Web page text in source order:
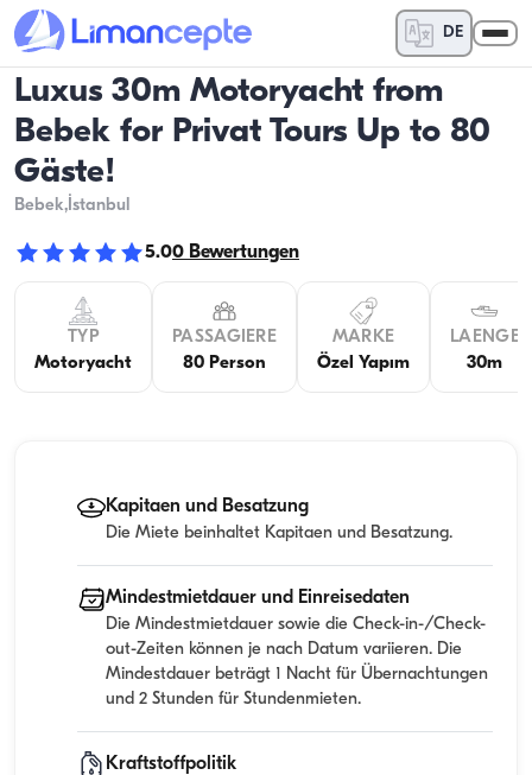
DE
Luxus 30m Motoryacht from
Bebek for Privat Tours Up to 80
Gäste!
Bebek,İstanbul
5.00 Bewertungen
TYP
Motoryacht
PASSAGIERE
80 Person
MARKE
Özel Yapım
LAENGE
30m
Kapitaen und Besatzung
Die Miete beinhaltet Kapitaen und Besatzung.
Mindestmietdauer und Einreisedaten
Die Mindestmietdauer sowie die Check-in-/Check-
out-Zeiten können je nach Datum variieren. Die
Mindestdauer beträgt 1 Nacht für Übernachtungen
und 2 Stunden für Stundenmieten.
Kraftstoffpolitik